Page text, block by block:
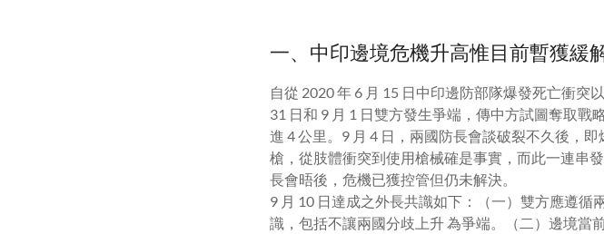
一、中印邊境危機升高惟目前暫獲緩
自從 2020年 6 月 15 日中印邊防部隊爆發死亡衝突
31 日和 9 月 1 日雙方發生爭端，傳中方試圖奪取戰
進 4公里。 9 月 4 日，兩國防長會談破裂不久後，
槍，從肢體衝突到使用槍械確是事實，而此一連串
長會晤後，危機已獲控管但仍未解決。
9 月 10 日達成之外長共識如下：（一）雙方應遵循
識，包括不讓兩國分歧上升 為爭端。（二）邊境當